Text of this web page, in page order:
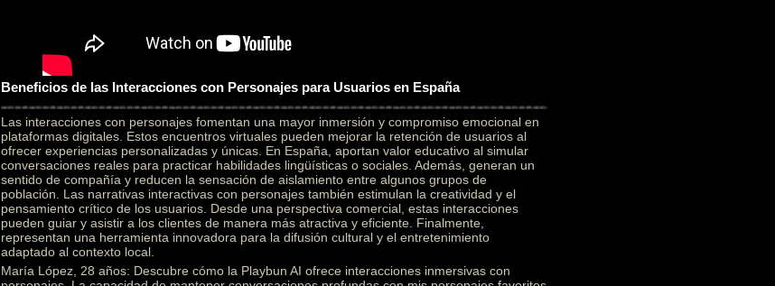
Beneficios de las Interacciones con Personajes para Usuarios en España
Las interacciones con personajes fomentan una mayor inmersión y compromiso emocional en
plataformas digitales. Estos encuentros virtuales pueden mejorar la retención de usuarios al
ofrecer experiencias personalizadas y únicas. En España, aportan valor educativo al simular
conversaciones reales para practicar habilidades lingüísticas o sociales. Además, generan un
sentido de compañía y reducen la sensación de aislamiento entre algunos grupos de
población. Las narrativas interactivas con personajes también estimulan la creatividad y el
pensamiento crítico de los usuarios. Desde una perspectiva comercial, estas interacciones
pueden guiar y asistir a los clientes de manera más atractiva y eficiente. Finalmente,
representan una herramienta innovadora para la difusión cultural y el entretenimiento
adaptado al contexto local.
María López, 28 años: Descubre cómo la Playbun AI ofrece interacciones inmersivas con